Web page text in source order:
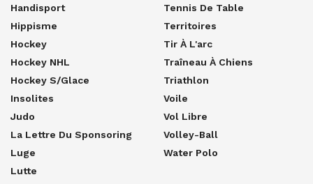
Handisport
Hippisme
Hockey
Hockey NHL
Hockey S/glace
Insolites
Judo
La Lettre Du Sponsoring
Luge
Lutte
Tennis De Table
Territoires
Tir À L'arc
Traîneau À Chiens
Triathlon
Voile
Vol Libre
Volley-Ball
Water Polo